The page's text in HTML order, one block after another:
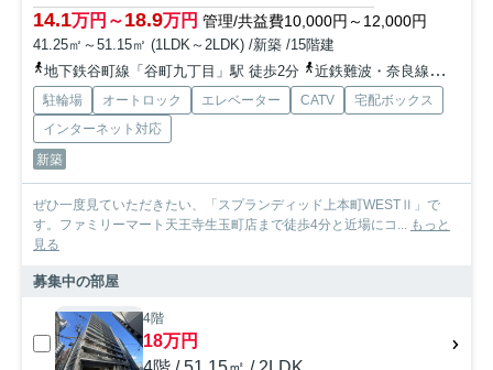
14.1万円～18.9万円 管理/共益費10,000円～12,000円
41.25㎡～51.15㎡ (1LDK～2LDK) /新築 /15階建
地下鉄谷町線「谷町九丁目」駅 徒歩2分
近鉄難波・奈良線「大阪上本町」駅 徒歩8分
駐輪場 オートロック エレベーター CATV
宅配ボックス
インターネット対応
新築
ぜひ一度見ていただきたい、「スプランディッド上本町WESTⅡ」で
す。ファミリーマート天王寺生玉町店まで徒歩4分と近場にコ... もっと
見る
募集中の部屋
4階
18万円